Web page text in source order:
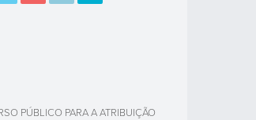
PÚBLICO PARA A ATRIBUIÇÃO